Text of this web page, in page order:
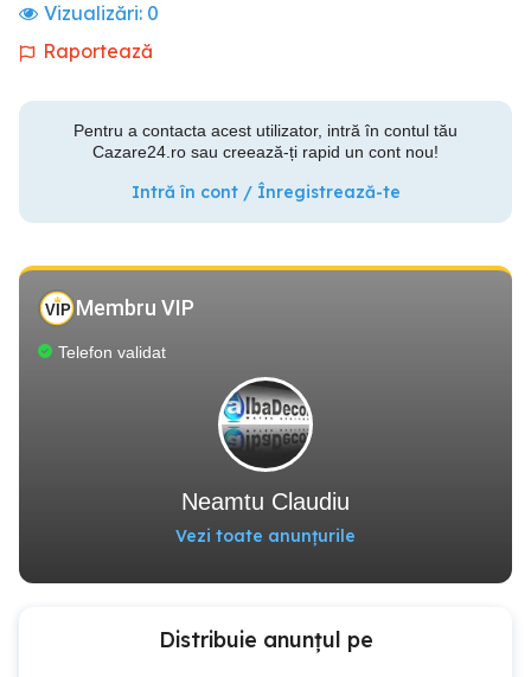
Vizualizări: 0
Raportează
Pentru a contacta acest utilizator, intră în contul tău
Cazare24.ro sau creează-ți rapid un cont nou!
Intră în cont / Înregistrează-te
Membru VIP
Telefon validat
Neamtu Claudiu
Vezi toate anunțurile
Distribuie anunțul pe